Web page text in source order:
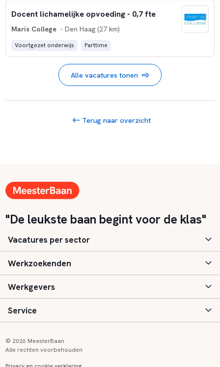
Docent lichamelijke opvoeding - 0,7 fte
Maris College - Den Haag (27 km)
Voortgezet onderwijs Parttime
Alle vacatures tonen
Terug naar overzicht
"De leukste baan begint voor de klas"
Vacatures per sector
Basisonderwijs
Speciaal (basis) onderwijs
Voortgezet onderwijs
Werkzoekenden
Aanmelden
Vacatures
Werkgevers
Inloggen
Service
© 2026 MeesterBaan
Alle rechten voorbehouden